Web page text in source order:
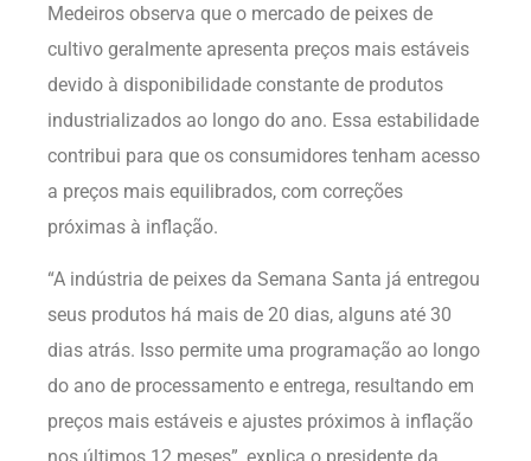
Medeiros observa que o mercado de peixes de
cultivo geralmente apresenta preços mais estáveis
devido à disponibilidade constante de produtos
industrializados ao longo do ano. Essa estabilidade
contribui para que os consumidores tenham acesso
a preços mais equilibrados, com correções
próximas à inflação.
“A indústria de peixes da Semana Santa já entregou
seus produtos há mais de 20 dias, alguns até 30
dias atrás. Isso permite uma programação ao longo
do ano de processamento e entrega, resultando em
preços mais estáveis e ajustes próximos à inflação